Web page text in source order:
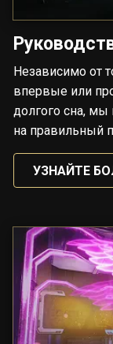
Независимо от
впервые или
долгого сна,
на правильный
УЗНАЙТЕ